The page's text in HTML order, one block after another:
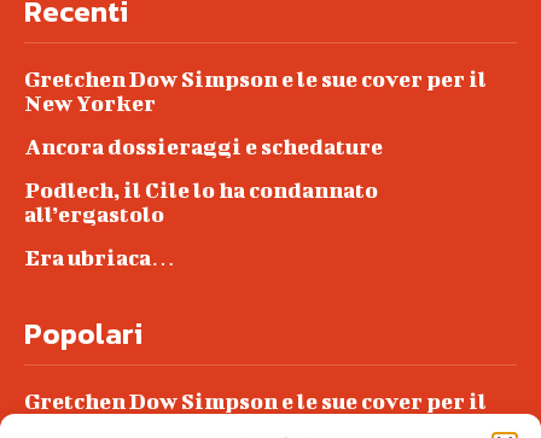
Recenti
Gretchen Dow Simpson e le sue cover per il
New Yorker
Ancora dossieraggi e schedature
Podlech, il Cile lo ha condannato
all’ergastolo
Era ubriaca…
Popolari
Gretchen Dow Simpson e le sue cover per il